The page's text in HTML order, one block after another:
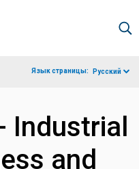
Язык страницы: Русский
Industrial
and